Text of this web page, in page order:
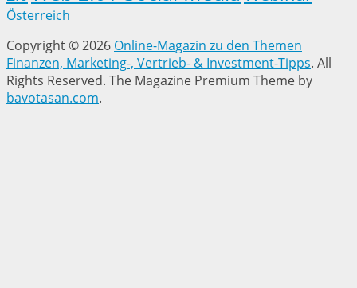
Österreich
Copyright © 2026 Online-Magazin zu den Themen
Finanzen, Marketing-, Vertrieb- & Investment-Tipps. All
Rights Reserved. The Magazine Premium Theme by
bavotasan.com.